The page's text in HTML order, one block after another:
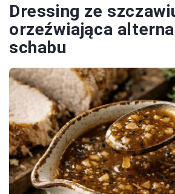
Dressing ze
orzeźwiająca
schabu